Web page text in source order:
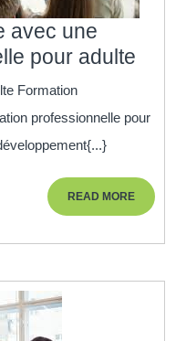
avec une
pour adulte
Formation
professionnelle pour
READ MOREREAD
MORE